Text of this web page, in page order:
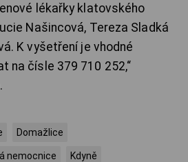
lékařky klatovského
Našincová, Tereza Sladká
K vyšetření je vhodné
na čísle 379 710 252,“
Domažlice
nemocnice Kdyně